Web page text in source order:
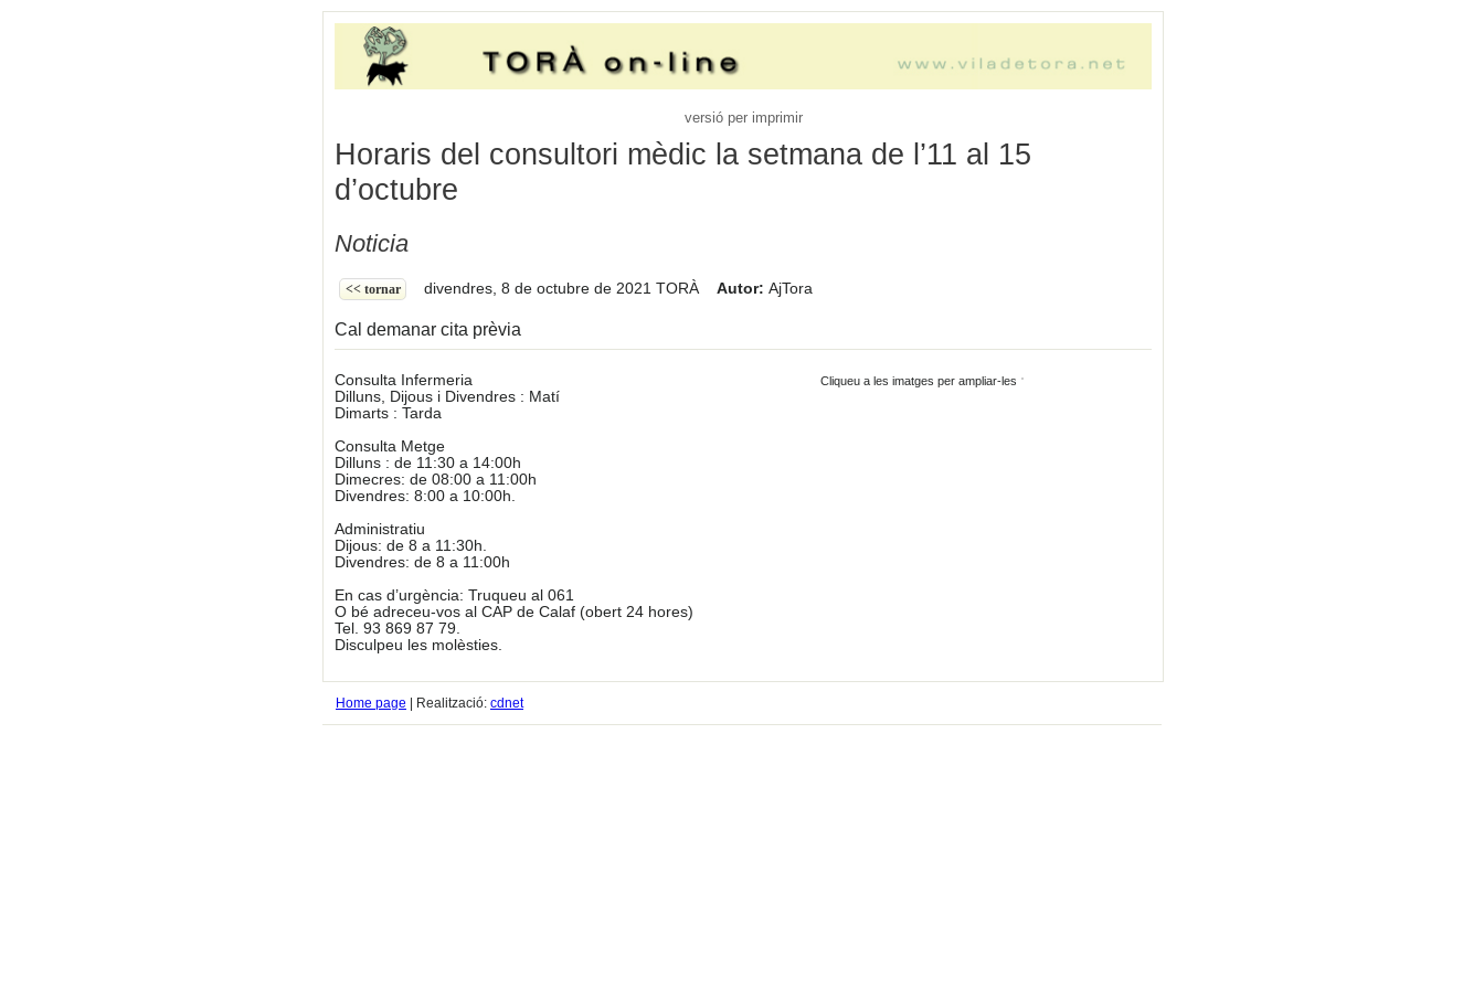
versió per imprimir
Horaris del consultori mèdic la setmana de l’11 al 15
d’octubre
Noticia
<< tornar divendres, 8 de octubre de 2021TORÀ Autor: AjTora
Cal demanar cita prèvia
Cliqueu a les imatges per ampliar-les
Consulta Infermeria
Dilluns, Dijous i Divendres : Matí
Dimarts : Tarda
Consulta Metge
Dilluns : de 11:30 a 14:00h
Dimecres: de 08:00 a 11:00h
Divendres: 8:00 a 10:00h.
Administratiu
Dijous: de 8 a 11:30h.
Divendres: de 8 a 11:00h
En cas d’urgència: Truqueu al 061
O bé adreceu-vos al CAP de Calaf (obert 24 hores)
Tel. 93 869 87 79.
Disculpeu les molèsties.
Home page | Realització: cdnet